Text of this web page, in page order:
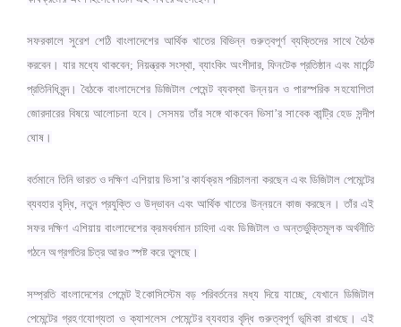
সফরকালে সুরেশ শেঠি বাংলাদেশের আর্থিক খাতের বিভিন্ন গুরুত্বপূর্ণ ব্যক্তিদের সাথে বৈঠক
করবেন। যার মধ্যে থাকবেন; নিয়ন্ত্রক সংস্থা, ব্যাংকিং অংশীদার, ফিনটেক প্রতিষ্ঠান এবং মার্চেন্ট
প্রতিনিধিবৃন্দ। বৈঠকে বাংলাদেশের ডিজিটাল পেমেন্ট ব্যবস্থা উন্নয়ন ও পারস্পরিক সহযোগিতা
জোরদারের বিষয়ে আলোচনা হবে। সেসময় তাঁর সঙ্গে থাকবেন ভিসা’র সাবেক কান্ট্রি হেড সন্দীপ
ঘোষ।
বর্তমানে তিনি ভারত ও দক্ষিণ এশিয়ায় ভিসা’র কার্যক্রম পরিচালনা করছেন এবং ডিজিটাল পেমেন্টের
ব্যবহার বৃদ্ধি, নতুন প্রযুক্তি ও উদ্ভাবন এবং আর্থিক খাতের উন্নয়নে কাজ করছেন। তাঁর এই
সফর দক্ষিণ এশিয়ায় বাংলাদেশের ক্রমবর্ধমান চাহিদা এবং ডিজিটাল ও অন্তর্ভুক্তিমূলক অর্থনীতি
গঠনে অগ্রগতির চিত্র আরও স্পষ্ট করে তুলছে।
সম্প্রতি বাংলাদেশের পেমেন্ট ইকোসিস্টেম বড় পরিবর্তনের মধ্য দিয়ে যাচ্ছে, যেখানে ডিজিটাল
পেমেন্টের গ্রহণযোগ্যতা ও ক্যাশলেস পেমেন্টের ব্যবহার বৃদ্ধি গুরুত্বপূর্ণ ভূমিকা রাখছে। এই